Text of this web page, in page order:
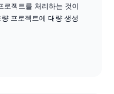
로젝트를 처리하는 것이
프로젝트에 대량 생성